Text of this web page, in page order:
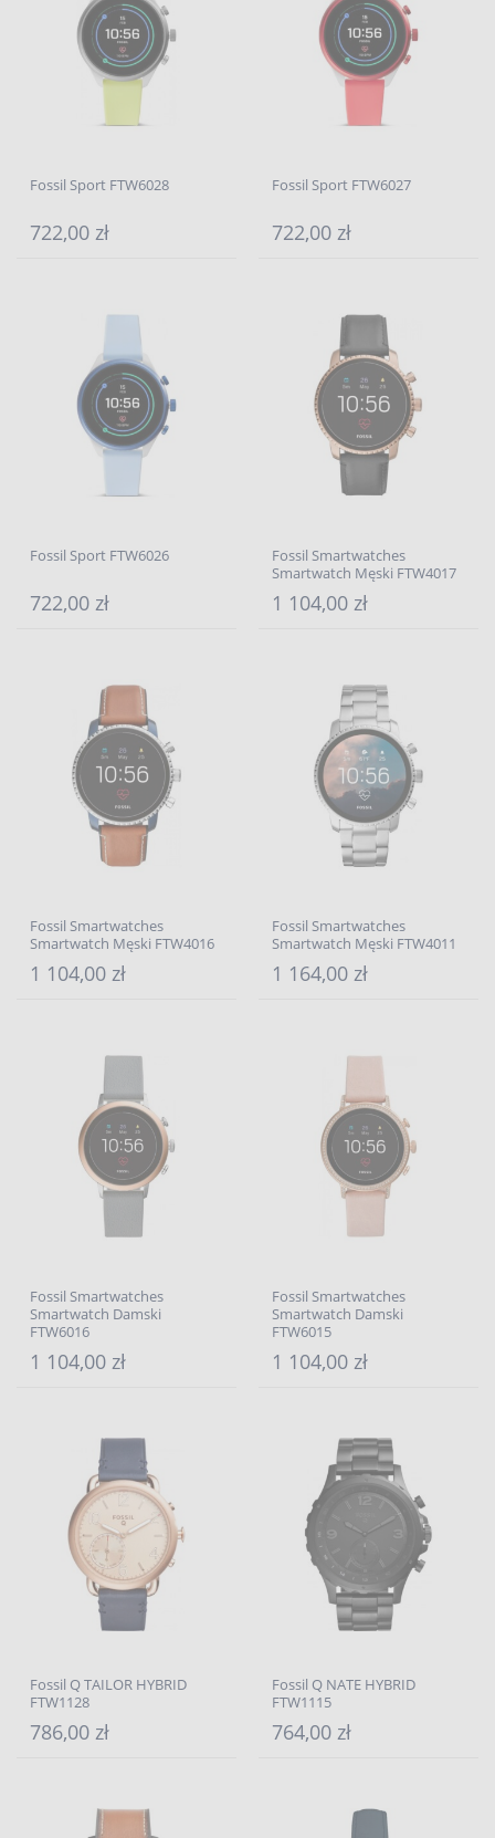
Fossil Sport FTW6028
722,00 zł
Fossil Sport FTW6027
722,00 zł
Fossil Sport FTW6026
722,00 zł
Fossil Smartwatches
Smartwatch Męski FTW4017
1 104,00 zł
Fossil Smartwatches
Smartwatch Męski FTW4016
1 104,00 zł
Fossil Smartwatches
Smartwatch Męski FTW4011
1 164,00 zł
Fossil Smartwatches
Smartwatch Damski
FTW6016
1 104,00 zł
Fossil Smartwatches
Smartwatch Damski
FTW6015
1 104,00 zł
Fossil Q TAILOR HYBRID
FTW1128
786,00 zł
Fossil Q NATE HYBRID
FTW1115
764,00 zł